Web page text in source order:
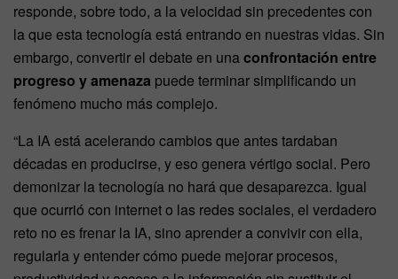
responde, sobre todo, a la velocidad sin precedentes con
la que esta tecnología está entrando en nuestras vidas. Sin
embargo, convertir el debate en unaconfrontación entre
progreso y amenaza puede terminar simplificando un
fenómeno mucho más complejo.
“La IA está acelerando cambios que antes tardaban
décadas en producirse, y eso genera vértigo social. Pero
demonizar la tecnología no hará que desaparezca. Igual
que ocurrió con internet o las redes sociales, el verdadero
reto no es frenar la IA, sino aprender a convivir con ella,
regularla y entender cómo puede mejorar procesos,